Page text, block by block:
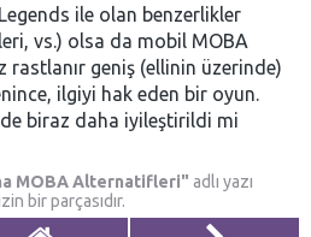
ile olan benzerlikler
vs.) olsa da mobil MOBA
rastlanır geniş (ellinin üzerinde)
ilgiyi hak eden bir oyun.
biraz daha iyileştirildi mi
MOBA Alternatifleri" adlı yazı
bir parçasıdır.